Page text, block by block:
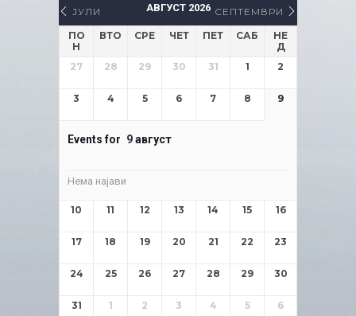
ЈУЛИ АВГУСТ 2026 СЕПТЕМВРИ
ПО
Н
ВТО СРЕ ЧЕТ ПЕТ САБ
НЕ
Д
27
28 29 30 31 1 2
3 4 5 6 7 8 9
Events for 9август
Нема најави
10 11 12 13 14 15 16
17 18 19 20 21 22 23
24 25 26 27 28 29 30
31 1 2 3 4 5 6